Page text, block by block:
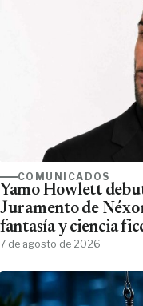
COMUNICADOS
Yamo Howlett
Juramento de
fantasía y ciencia
7 de agosto de 2026